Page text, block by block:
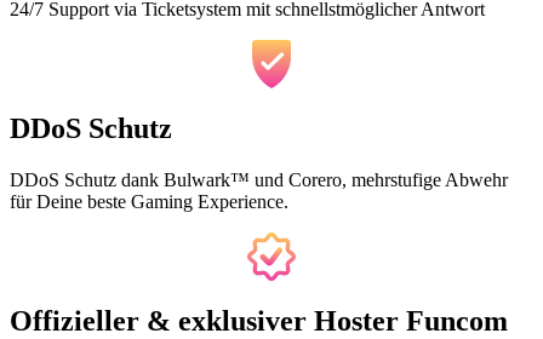
24/7 Support via Ticketsystem mit schnellstmöglicher Antwort
DDoS Schutz
DDoS Schutz dank Bulwark™ und Corero, mehrstufige Abwehr
für Deine beste Gaming Experience.
Offizieller & exklusiver Hoster Funcom